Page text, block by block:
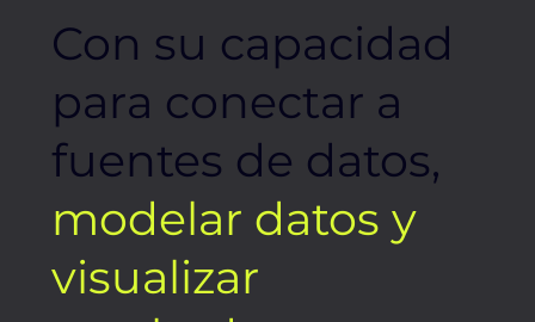
Con su capacidad
para conectar a
fuentes de datos,
modelar datos y
visualizar